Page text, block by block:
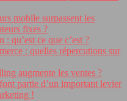
mobile surpassent les
fixes ?
qu’est ce que c’est ?
: quelles répercutions sur
augmente les ventes ?
partie d’un important levier
!